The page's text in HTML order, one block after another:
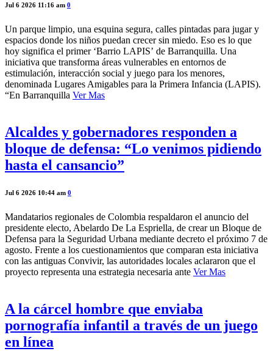
Jul 6 2026 11:16 am 0
Un parque limpio, una esquina segura, calles pintadas para jugar y
espacios donde los niños puedan crecer sin miedo. Eso es lo que
hoy significa el primer ‘Barrio LAPIS’ de Barranquilla. Una
iniciativa que transforma áreas vulnerables en entornos de
estimulación, interacción social y juego para los menores,
denominada Lugares Amigables para la Primera Infancia (LAPIS).
“En Barranquilla Ver Mas
Alcaldes y gobernadores responden a
bloque de defensa: “Lo venimos pidiendo
hasta el cansancio”
Jul 6 2026 10:44 am 0
Mandatarios regionales de Colombia respaldaron el anuncio del
presidente electo, Abelardo De La Espriella, de crear un Bloque de
Defensa para la Seguridad Urbana mediante decreto el próximo 7 de
agosto. Frente a los cuestionamientos que comparan esta iniciativa
con las antiguas Convivir, las autoridades locales aclararon que el
proyecto representa una estrategia necesaria ante Ver Mas
A la cárcel hombre que enviaba
pornografía infantil a través de un juego
en línea